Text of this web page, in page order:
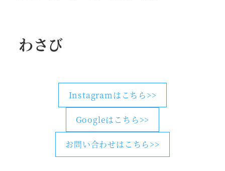
わさび
Instagramはこちら>>
Googleはこちら>>
お問い合わせはこちら>>